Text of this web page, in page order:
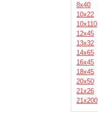
8х40
10х22
10х110
12х45
13х32
14х65
16х45
18х45
20х50
21х26
21х200